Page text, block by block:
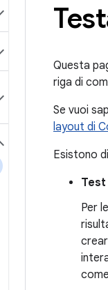
Questa
riga di
Se vuoi
layout di
Esistono
Per